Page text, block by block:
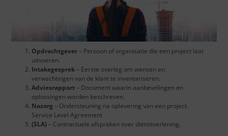
Opdrachtgever– Persoon of organisatie die een project laat
uitvoeren.
Intakegesprek– Eerste overleg om wensen en
verwachtingen van de klant te inventariseren.
Adviesrapport– Document waarin aanbevelingen en
oplossingen worden beschreven.
Nazorg– Ondersteuning na oplevering van een project.
Service Level Agreement
(SLA)– Contractuele afspraken over dienstverlening.